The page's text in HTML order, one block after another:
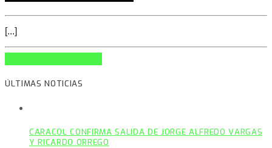
[...]
ÚLTIMAS NOTICIAS
CARACOL CONFIRMA SALIDA DE JORGE ALFREDO VARGAS
Y RICARDO ORREGO